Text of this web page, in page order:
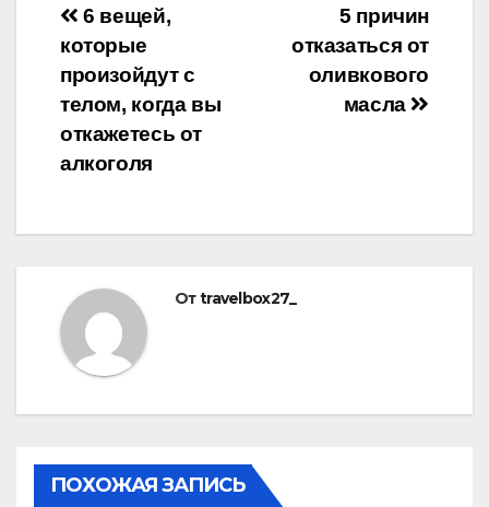
Навигация
по
записям
5 причин
отказаться от
оливкового
масла
6 вещей,
которые
произойдут с
телом, когда вы
откажетесь от
алкоголя
Отtravelbox27_
ПОХОЖАЯ ЗАПИСЬ